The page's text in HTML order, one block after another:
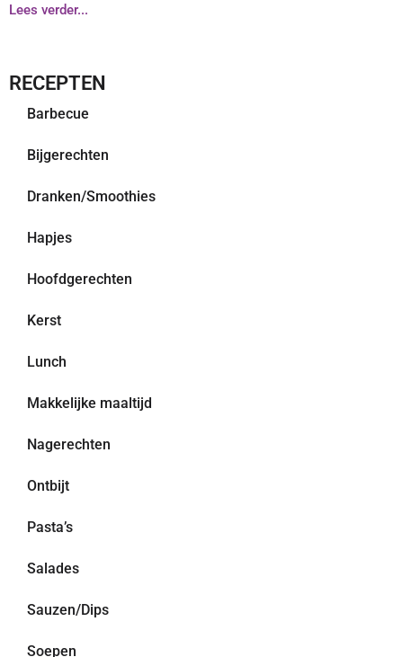
Lees verder...
RECEPTEN
Barbecue
Bijgerechten
Dranken/Smoothies
Hapjes
Hoofdgerechten
Kerst
Lunch
Makkelijke maaltijd
Nagerechten
Ontbijt
Pasta’s
Salades
Sauzen/Dips
Soepen